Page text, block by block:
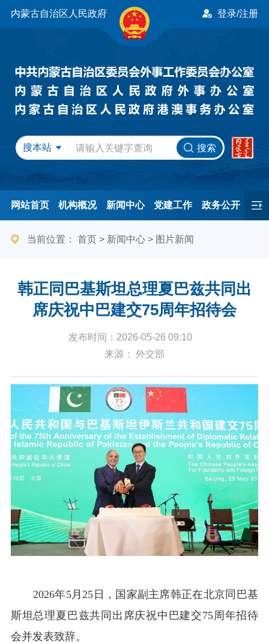
内蒙古自治区人民政府 登录/注册
搜本站 搜索
网站首页 机构概况 新闻中心 党建工作 政务公开
办事服务 民间友好 港澳事务 互动交流
当前位置： 首页> 新闻中心> 图片新闻
韩正同巴基斯坦总理夏巴兹共同出
席庆祝中巴建交75周年招待会
发布时间：2026-05-26 09:10
来源： 外交部
2026年5月25日 ，国家副主席韩正在北京同巴基
斯坦总理夏巴兹共同出席庆祝中巴建交75周年招待
会并发表致辞。